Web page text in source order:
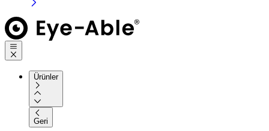
Ürünler
Geri